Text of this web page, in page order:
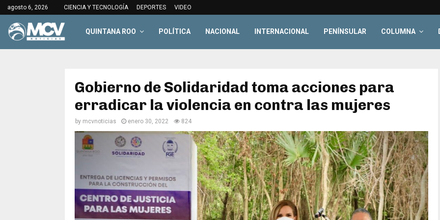
agosto 6, 2026 CIENCIA Y TECNOLOGÍA DEPORTES VIDEO
QUINTANA ROO POLÍTICA NACIONAL INTERNACIONAL PENÍNSULAR COLUMNA
Gobierno de Solidaridad toma acciones para
erradicar la violencia en contra las mujeres
by mcvnoticias enero 30, 2022 824